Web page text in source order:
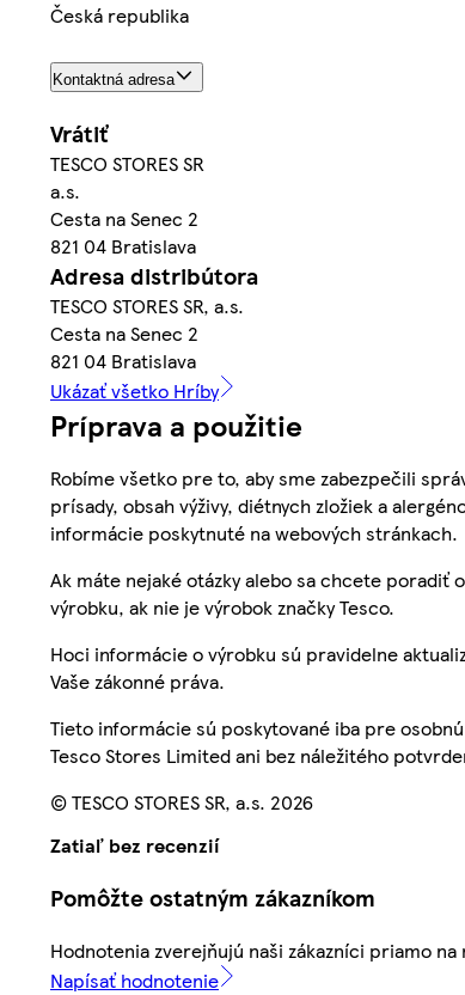
Česká republika
Kontaktná adresa
Vrátiť
TESCO STORES SR
a.s.
Cesta na Senec 2
821 04 Bratislava
Adresa distribútora
TESCO STORES SR, a.s.
Cesta na Senec 2
821 04 Bratislava
Ukázať všetko Hríby
Príprava a použitie
Robíme všetko pre to, aby sme zabezpečili
prísady, obsah výživy, diétnych zložiek a
informácie poskytnuté na webových stránkach.
Ak máte nejaké otázky alebo sa chcete poradiť
výrobku, ak nie je výrobok značky Tesco.
Hoci informácie o výrobku sú pravidelne
Vaše zákonné práva.
Tieto informácie sú poskytované iba pre
Tesco Stores Limited ani bez náležitého
© TESCO STORES SR, a.s. 2026
Zatiaľ bez recenzií
Pomôžte ostatným zákazníkom
Hodnotenia zverejňujú naši zákazníci priamo
Napísať hodnotenie